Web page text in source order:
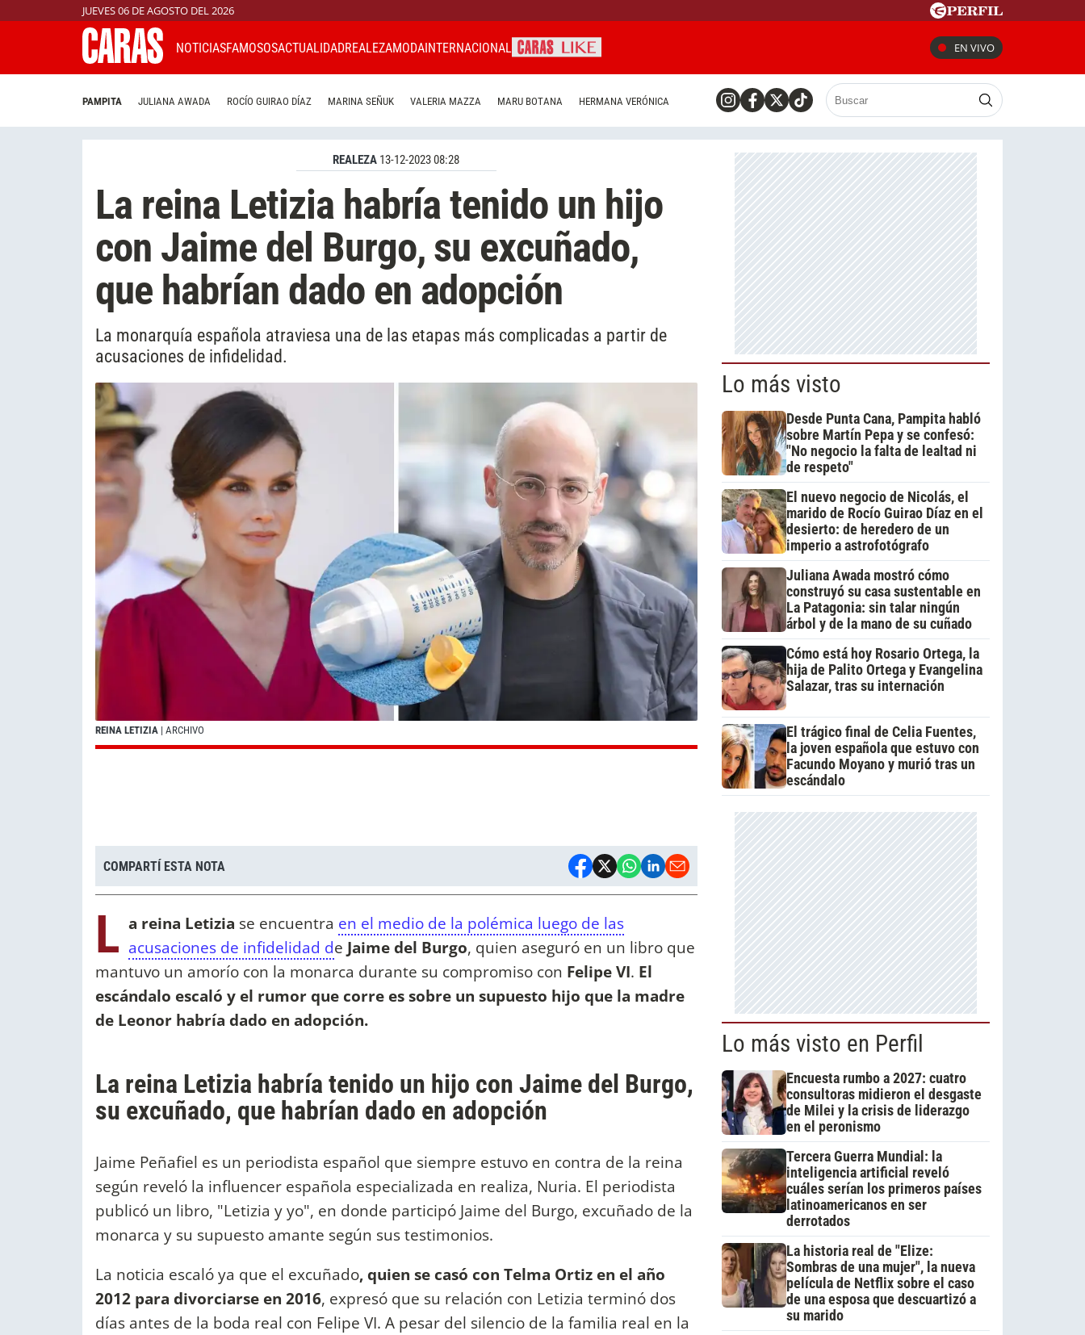
JUEVES 06 DE AGOSTO DEL 2026
NOTICIASFAMOSOSACTUALIDADREALEZAMODAINTERNACIONAL EN VIVO
PAMPITA JULIANA AWADA ROCÍO GUIRAO DÍAZ MARINA SEÑUK VALERIA MAZZA MARU BOTANA HERMANA VERÓNICA
REALEZA 13-12-2023 08:28
La reina Letizia habría tenido un hijo
con Jaime del Burgo, su excuñado,
que habrían dado en adopción
La monarquía española atraviesa una de las etapas más complicadas a partir de
acusaciones de infidelidad.
REINA LETIZIA | ARCHIVO
COMPARTÍ ESTA NOTA
L a reina Letizia se encuentra en el medio de la polémica luego de las
acusaciones de infidelidad de Jaime del Burgo, quien aseguró en un libro que
mantuvo un amorío con la monarca durante su compromiso con Felipe VI. El
escándalo escaló y el rumor que corre es sobre un supuesto hijo que la madre
de Leonor habría dado en adopción.
La reina Letizia habría tenido un hijo con Jaime del Burgo,
su excuñado, que habrían dado en adopción
Jaime Peñafiel es un periodista español que siempre estuvo en contra de la reina
según reveló la influencer española especializada en realiza, Nuria. El periodista
publicó un libro, "Letizia y yo", en donde participó Jaime del Burgo, excuñado de la
monarca y su supuesto amante según sus testimonios.
La noticia escaló ya que el excuñado, quien se casó con Telma Ortiz en el año
2012 para divorciarse en 2016, expresó que su relación con Letizia terminó dos
días antes de la boda real con Felipe VI. A pesar del silencio de la familia real en la
Lo más visto
Desde Punta Cana, Pampita habló
sobre Martín Pepa y se confesó:
"No negocio la falta de lealtad ni
de respeto"
El nuevo negocio de Nicolás, el
marido de Rocío Guirao Díaz en el
desierto: de heredero de un
imperio a astrofotógrafo
Juliana Awada mostró cómo
construyó su casa sustentable en
La Patagonia: sin talar ningún
árbol y de la mano de su cuñado
Cómo está hoy Rosario Ortega, la
hija de Palito Ortega y Evangelina
Salazar, tras su internación
El trágico final de Celia Fuentes,
la joven española que estuvo con
Facundo Moyano y murió tras un
escándalo
Lo más visto en Perfil
Encuesta rumbo a 2027: cuatro
consultoras midieron el desgaste
de Milei y la crisis de liderazgo
en el peronismo
Tercera Guerra Mundial: la
inteligencia artificial reveló
cuáles serían los primeros países
latinoamericanos en ser
derrotados
La historia real de "Elize:
Sombras de una mujer", la nueva
película de Netflix sobre el caso
de una esposa que descuartizó a
su marido